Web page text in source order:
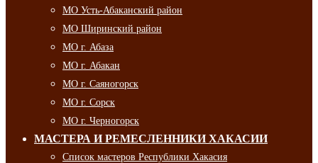
МО Усть-Абаканский район
МО Ширинский район
МО г. Абаза
МО г. Абакан
МО г. Саяногорск
МО г. Сорск
МО г. Черногорск
МАСТЕРА И РЕМЕСЛЕННИКИ ХАКАСИИ
Список мастеров Республики Хакасия